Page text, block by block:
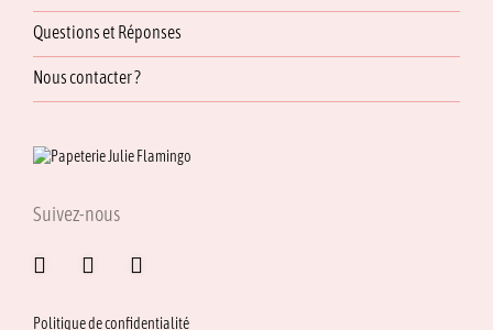
Questions et Réponses
Nous contacter ?
Suivez-nous
Politique de confidentialité